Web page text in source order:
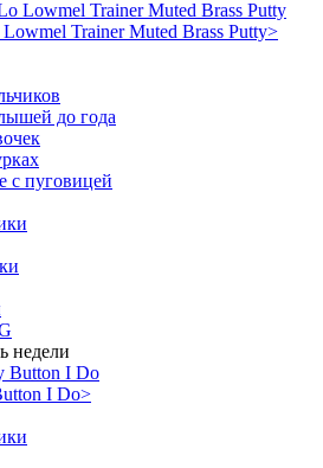
Trainer Muted Brass Putty>
до года
с пуговицей
недели
I Do>